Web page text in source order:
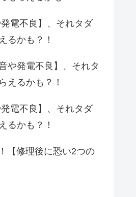
電不良】、それタダ
るかも？！
や発電不良】、それタ
えるかも？！
電不良】、それタダ
るかも？！
【修理後に恐い2つの